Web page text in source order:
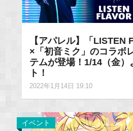
【アパレル】「LISTEN
×「初音ミク」のコラボ
テムが登場！1/14（金）
ト！
2022年1月14日 19:10
イベント